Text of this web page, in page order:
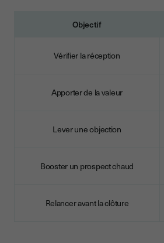
Objectif
Vérifier la réception
Apporter de la valeur
Lever une objection
Booster un prospect chaud
Relancer avant la clôture